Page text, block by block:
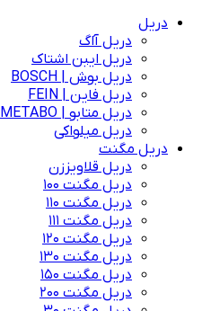
دریل
دریل آاگ
دریل ایبن اشتاک
دریل بوش | BOSCH
دریل فاین | FEIN
دریل متابو | METABO
دریل میلواکی
دریل مگنت
دریل قلاویززن
دریل مگنت 100
دریل مگنت 110
دریل مگنت 111
دریل مگنت 120
دریل مگنت 130
دریل مگنت 150
دریل مگنت 200